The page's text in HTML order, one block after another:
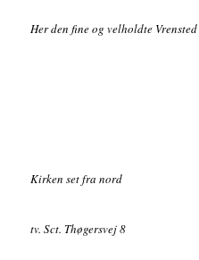
Her den fine og velholdte
Kirken set fra nord
tv. Sct. Thøgersvej 8